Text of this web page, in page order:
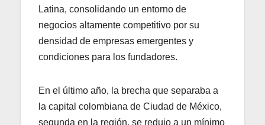
Latina, consolidando un entorno de
negocios altamente competitivo por su
densidad de empresas emergentes y
condiciones para los fundadores.
En el último año, la brecha que separaba a
la capital colombiana de Ciudad de México,
segunda en la región, se redujo a un mínimo